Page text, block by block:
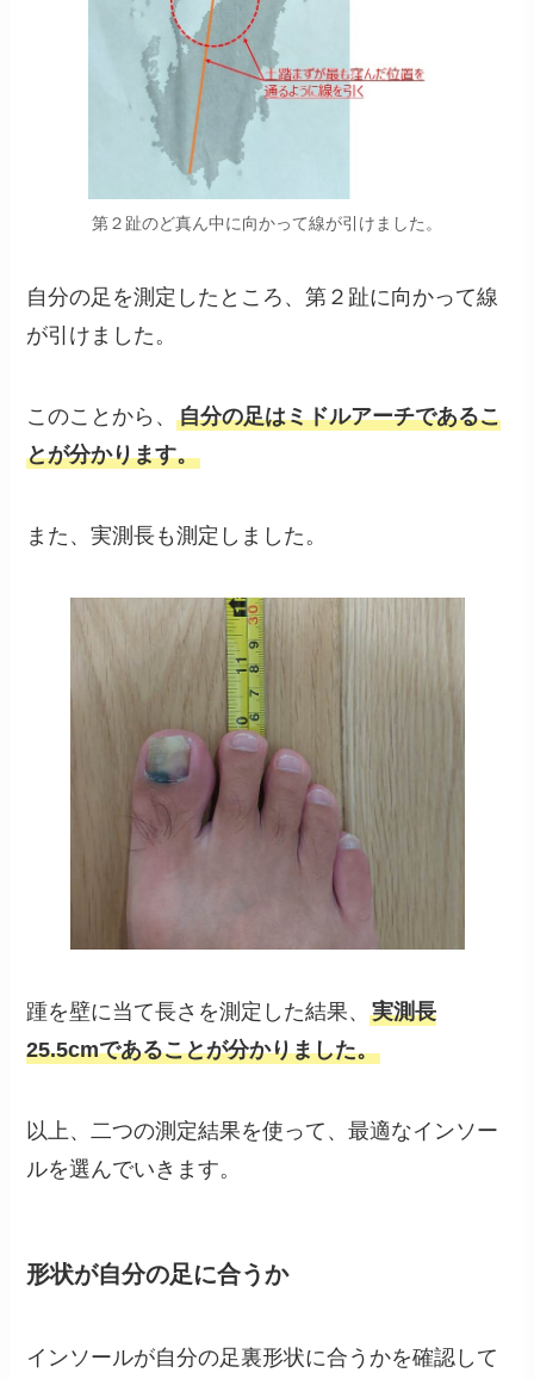
第２趾のど真ん中に向かって線が引けました。
自分の足を測定したところ、第２趾に向かって線
が引けました。
このことから、自分の足はミドルアーチであるこ
とが分かります。
また、実測長も測定しました。
踵を壁に当て長さを測定した結果、実測長
25.5cmであることが分かりました。
以上、二つの測定結果を使って、最適なインソー
ルを選んでいきます。
形状が自分の足に合うか
インソールが自分の足裏形状に合うかを確認して